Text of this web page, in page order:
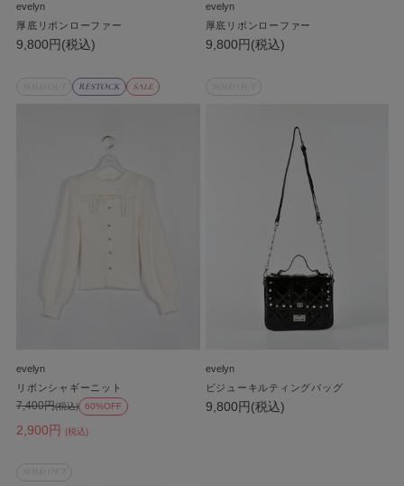
evelyn
厚底リボンローファー
9,800円(税込)
evelyn
厚底リボンローファー
9,800円(税込)
RESTOCK SALE
evelyn
リボンシャギーニット
2,900円 (税込)
7,400円(税込) 60%OFF
evelyn
ビジューキルティングバッグ
9,800円(税込)